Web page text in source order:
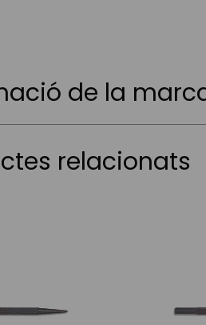
de la
relacionats